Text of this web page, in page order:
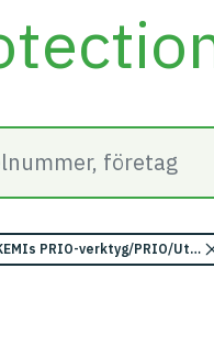
PRIO-verktyg/PRIO/